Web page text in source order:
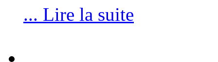
... Lire la suite